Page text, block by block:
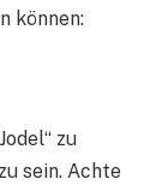
können:
zu
sein. Achte